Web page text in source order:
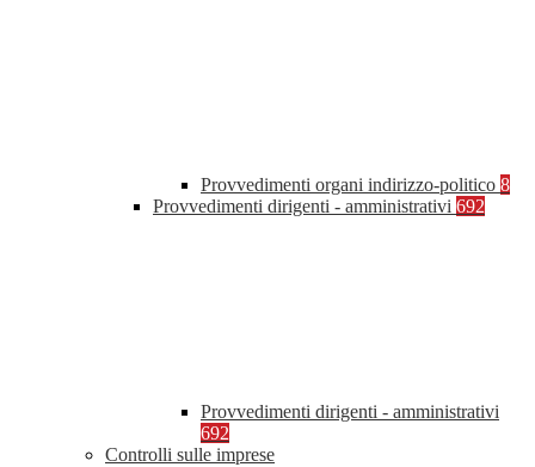
Provvedimenti organi indirizzo-politico 8
Provvedimenti dirigenti - amministrativi 692
Provvedimenti dirigenti - amministrativi
692
Controlli sulle imprese